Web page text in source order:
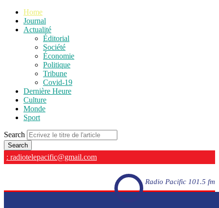
Home
Journal
Actualité
Éditorial
Société
Économie
Politique
Tribune
Covid-19
Dernière Heure
Culture
Monde
Sport
Search
: radiotelepacific@gmail.com
Radio Pacific 101.5 fm